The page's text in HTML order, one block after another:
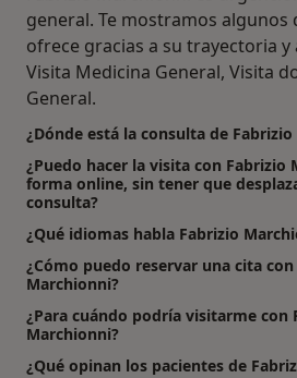
general. Te mostramos algunos
ofrece gracias a su trayectoria y
Visita Medicina General, Visita
General.
¿Dónde está la consulta de
¿Puedo hacer la visita con Fabrizio
forma online, sin tener que
consulta?
¿Qué idiomas habla Fabrizio
¿Cómo puedo reservar una cita
Marchionni?
¿Para cuándo podría visitarme con
Marchionni?
¿Qué opinan los pacientes de